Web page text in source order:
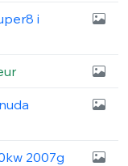
i
2007g